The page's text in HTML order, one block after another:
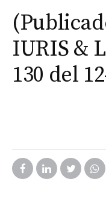
IURIS &
130 del